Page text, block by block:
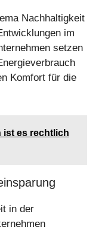
Nachhaltigkeit
im
setzen
Komfort für die
ist es rechtlich
in der